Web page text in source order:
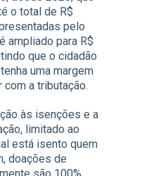
o total de R$
pelo
ampliado para R$
que o cidadão
uma margem
a tributação.
às isenções e a
limitado ao
está isento quem
doações de